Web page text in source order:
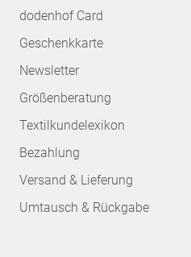
dodenhof Card
Geschenkkarte
Newsletter
Größenberatung
Textilkundelexikon
Bezahlung
Versand & Lieferung
Umtausch & Rückgabe